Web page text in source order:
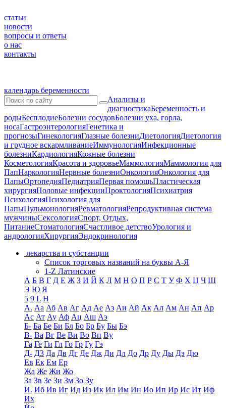
статьи
новости
вопросы и ответы
о нас
контакты
календарь беременности
Анализы и
диагностикаБеременность и
родыБесплодиеБолезни сосудовБолезни уха, горла,
носаГастроэнтерологияГенетика и
прогнозыГинекологияГлазные болезниДиетологияДиетология
и грудное вскармливаниеИммунологияИнфекционные
болезниКардиологияКожные болезни
КосметологияКрасота и здоровьеМаммологияМаммология для
ПапНаркологияНервные болезниОнкологияОнкология для
ПапыОртопедияПедиатрияПервая помощьПластическая
хирургияПоловые инфекцииПроктологияПсихиатрия
ПсихологияПсихология для
ПапыПульмонологияРевматологияРепродуктивная система
мужчиныСексологияСпорт, Отдых,
ПитаниеСтоматологияСчастливое детствоУрология и
андрологияХирургияЭндокринология
лекарства и субстанции
Список торговых названий на буквы А-Я
1-Z Латинские
А Б В Г Д Е Ж З И Й К Л М Н О П Р С Т У Ф Х Ц Ч Ш
Э Ю Я
5 9 L H
А. Аа Аб Ав Аг Ад Ае Аз Аи Ай Ак Ал Ам Ан Ап Ар
Ас Ат Ау Аф Ац Аш Аэ
Б- Ба Бе Би Бл Бо Бр Бу Бы Бэ
В- Ва Вг Ве Ви Во Вп Ву
Га Ге Ги Гл Го Гр Гу Гэ
Д- Д3 Да Дв Дг Де Дж Ди Дл До Др Ду Ды Дэ Дю
Ев Ек Ем Ер
Жа Же Жи Жо
За Зв Зе Зи Зм Зо Зу
И. Иб Ив Иг Ид Из Ик Ил Им Ин Ио Ип Ир Ис Ит Иф
Их